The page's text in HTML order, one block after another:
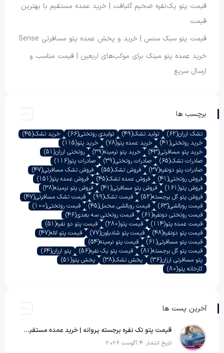
قیمت پتو یک‌نفره ضخیم گلبافت | خرید عمده مستقیم با بهترین
قیمت
قیمت پتو سبک سنس | خرید و پخش عمده پتو مسافرتی Sense
خرید عمده پتو مینک برای موکب‌های اربعین | قیمت مناسب و
ارسال سریع
برچسب ها
تشک ارزان(62) تولید تشک(49) تولیدی روتختی(66) خرید تشک(45)
خرید روتختی(41) خرید عمده پتو(78) خرید پتو(115)
خرید پتو مسافرتی(43) خرید پتو نرمینه(39) روتختی ارزان(51)
صادرات تشک(65) صادرات روتختی(39) صادرات پتو(116)
صادرات پتو دونفره(37) فروش تشک(55) فروش تشک مسافرتی(47)
فروش روتختی(41) فروش عمده تشک(45) فروش عمده پتو(151)
فروش پتو(161) فروش پتو مسافرتی(41) فروش پتو نرمینه(38)
فروش پتو گل برجسته(52) قیمت تشک(99) قیمت تشک مسافرتی(47)
قیمت روبالشی(63) قیمت روبالشی مخمل(45) قیمت روتختی(100)
قیمت روتختی دونفره(61) قیمت روتختی سه بعدی(46)
قیمت عمده پتو(114) قیمت پتو(280) قیمت پتو دو نفره(51)
قیمت پتو دونفره(48) قیمت پتو شادیلون(77) قیمت پتو لاله(47)
قیمت پتو مسافرتی(61) قیمت پتو نرمینه(54)
قیمت پتو گل برجسته(81) قیمت پتو یک نفره(56) پتو ارزان(64)
پتو مسافرتی ارزان(36) پخش تشک(38) پخش پتو(51)
کارخانه پتو(80)
آخرین پست ها
قیمت پتو تک نفره برجسته پروانه | خرید عمده مستقیم با بهترین قیمت بازار
تاریخ انتشار: 4 آگوست 2026